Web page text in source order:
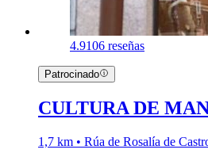
4.9106 reseñas
Patrocinado
CULTURA DE
1,7 km • Rúa de Rosalía de